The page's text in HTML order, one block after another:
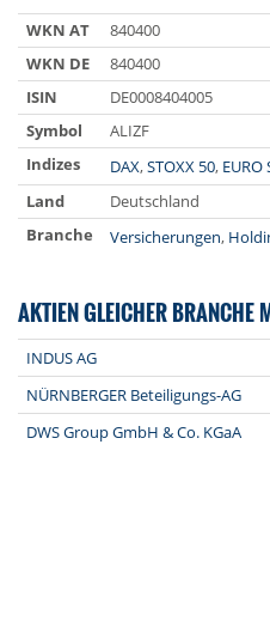
WKN AT
840400
WKN DE
840400
ISIN
DE0008404005
Symbol
ALIZF
Indizes
DAX,STOXX 50, EURO
Land
Deutschland
Branche
Versicherungen,
AKTIEN GLEICHER BRANCHE
INDUS AG
NÜRNBERGER Beteiligungs-AG
DWS Group GmbH & Co. KGaA